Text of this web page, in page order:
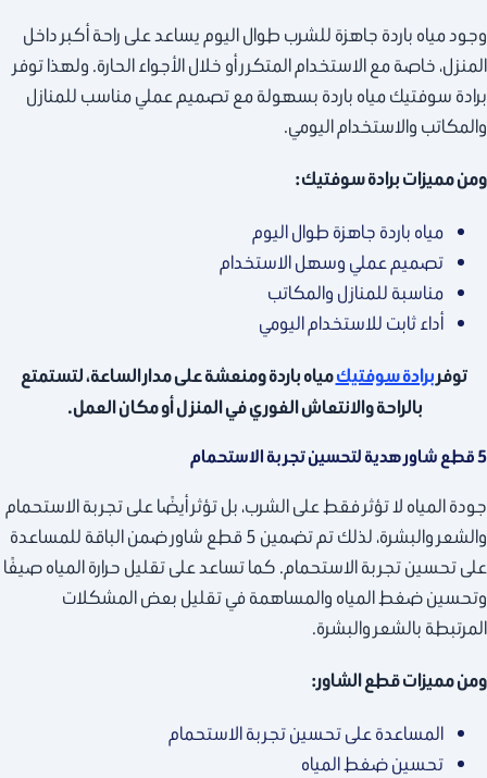
وجود مياه باردة جاهزة للشرب طوال اليوم يساعد على راحة أكبر داخل
المنزل، خاصة مع الاستخدام المتكرر أو خلال الأجواء الحارة. ولهذا توفر
برادة سوفتيك مياه باردة بسهولة مع تصميم عملي مناسب للمنازل
والمكاتب والاستخدام اليومي.
ومن مميزات برادة سوفتيك:
مياه باردة جاهزة طوال اليوم
تصميم عملي وسهل الاستخدام
مناسبة للمنازل والمكاتب
أداء ثابت للاستخدام اليومي
توفربرادة سوفتيكمياه باردة ومنعشة على مدار الساعة، لتستمتع
بالراحة والانتعاش الفوري في المنزل أو مكان العمل.
5 قطع شاور هدية لتحسين تجربة الاستحمام
جودة المياه لا تؤثر فقط على الشرب، بل تؤثر أيضًا على تجربة الاستحمام
والشعر والبشرة، لذلك تم تضمين 5 قطع شاور ضمن الباقة للمساعدة
على تحسين تجربة الاستحمام. كما تساعد على تقليل حرارة المياه صيفًا
وتحسين ضغط المياه والمساهمة في تقليل بعض المشكلات
المرتبطة بالشعر والبشرة.
ومن مميزات قطع الشاور:
المساعدة على تحسين تجربة الاستحمام
تحسين ضغط المياه